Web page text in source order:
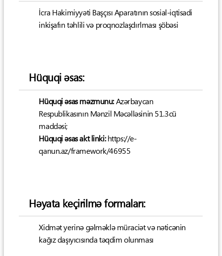
İcra Hakimiyyəti Başçısı Aparatının sosial-iqtisadi
inkişafın təhlili və proqnozlaşdırlması şöbəsi
Hüquqi əsas:
Hüquqi əsas məzmunu:Azərbaycan
Respublikasının Mənzil Məcəlləsinin 51.3cü
maddəsi;
Hüquqi əsas akt linki:https://e-
qanun.az/framework/46955
Həyata keçirilmə formaları:
Xidmət yerinə gəlməklə müraciət və nəticənin
kağız daşıyıcısında təqdim olunması